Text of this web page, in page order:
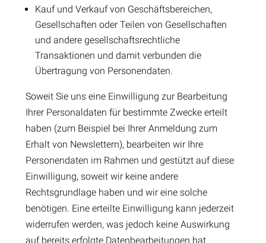
Kauf und Verkauf von Geschäftsbereichen,
Gesellschaften oder Teilen von Gesellschaften
und andere gesellschaftsrechtliche
Transaktionen und damit verbunden die
Übertragung von Personendaten.
Soweit Sie uns eine Einwilligung zur Bearbeitung
Ihrer Personaldaten für bestimmte Zwecke erteilt
haben (zum Beispiel bei Ihrer Anmeldung zum
Erhalt von Newslettern), bearbeiten wir Ihre
Personendaten im Rahmen und gestützt auf diese
Einwilligung, soweit wir keine andere
Rechtsgrundlage haben und wir eine solche
benötigen. Eine erteilte Einwilligung kann jederzeit
widerrufen werden, was jedoch keine Auswirkung
auf bereits erfolgte Datenbearbeitungen hat.